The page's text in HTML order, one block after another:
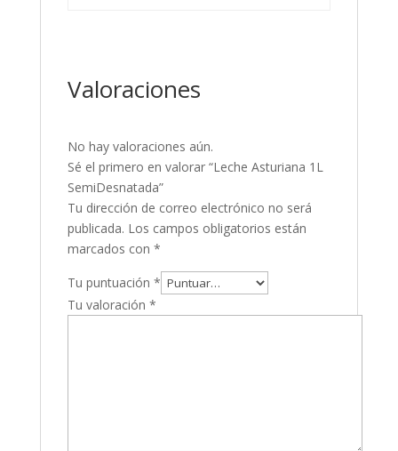
Valoraciones
No hay valoraciones aún.
Sé el primero en valorar “Leche Asturiana 1L
SemiDesnatada”
Tu dirección de correo electrónico no será
publicada. Los campos obligatorios están
marcados con *
Tu puntuación *
Tu valoración *